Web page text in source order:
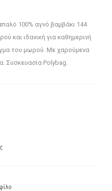
100% αγνό βαμβάκι 144
και ιδανική για καθημερινή
του μωρού. Με χαρούμενα
Συσκευασία Polybag.